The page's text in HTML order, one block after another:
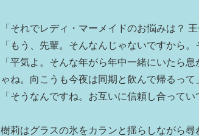
「それでレディ・マーメイドのお悩みは？
「もう、先輩。そんなんじゃないですから
「平気よ。そんな年がら年中一緒にいたら
ゃね。向こうも今夜は同期と飲んで帰るって
「そうなんですね。お互いに信頼し合ってい
樹莉はグラスの氷をカランと揺らしながら尋